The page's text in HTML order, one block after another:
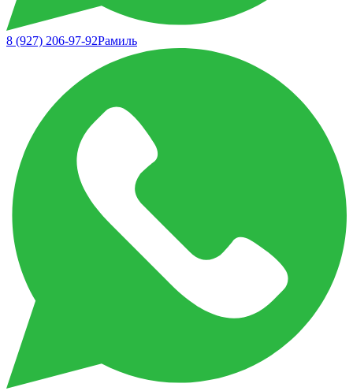
8 (927) 206-97-92Рамиль